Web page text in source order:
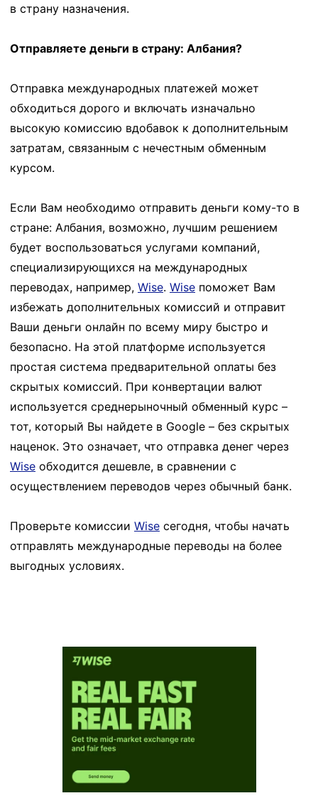
в страну назначения.
Отправляете деньги в страну: Албания?
Отправка международных платежей может
обходиться дорого и включать изначально
высокую комиссию вдобавок к дополнительным
затратам, связанным с нечестным обменным
курсом.
Если Вам необходимо отправить деньги кому-то в
стране: Албания, возможно, лучшим решением
будет воспользоваться услугами компаний,
специализирующихся на международных
переводах, например, Wise. Wise поможет Вам
избежать дополнительных комиссий и отправит
Ваши деньги онлайн по всему миру быстро и
безопасно. На этой платформе используется
простая система предварительной оплаты без
скрытых комиссий. При конвертации валют
используется среднерыночный обменный курс –
тот, который Вы найдете в Google – без скрытых
наценок. Это означает, что отправка денег через
Wise обходится дешевле, в сравнении с
осуществлением переводов через обычный банк.
Проверьте комиссии Wise сегодня, чтобы начать
отправлять международные переводы на более
выгодных условиях.